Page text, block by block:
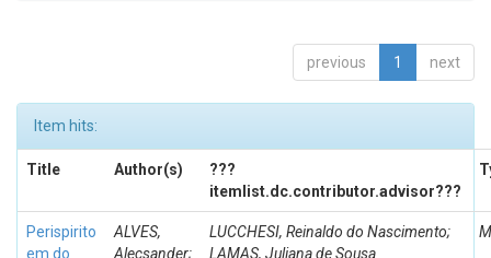
previous 1 next
Item hits:
Title Author(s)
???
itemlist.dc.contributor.advisor???
Perispirito
em do
ALVES,
Alecsander;
LUCCHESI, Reinaldo do Nascimento;
LAMAS, Juliana de Sousa